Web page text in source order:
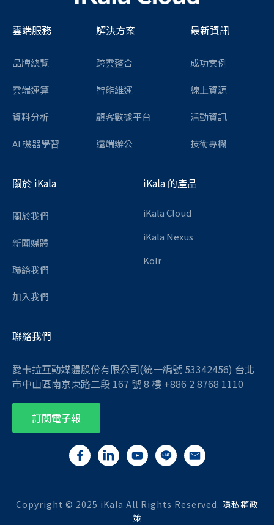
雲端服務
品牌總覽
雲端運算
資料分析
AI 機器學習
解決方案
跨雲整合
智能維運
顧客數據平台
遠端辦公
最新資訊
成功案例
線上資源
活動資訊
技術專欄
關於 iKala
關於我們
新聞媒體
聯絡我們
加入我們
iKala 的產品
iKala Cloud
iKala Nexus
Kolr
聯絡我們
愛卡拉互動媒體股份有限公司(統一編號 53342456) 台北
市中山區南京東路二段 167 號 8 樓 +886 2 8768 1110
訂閱電子報
Copyright © 2025 iKala All Rights Reserved. 隱私權政
策